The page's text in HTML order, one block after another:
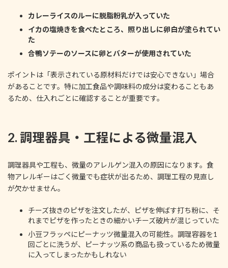
カレーライスのルーに脱脂粉乳が入っていた
イカの塩焼きを食べたところ、照り出しに卵白が塗られてい
た
合鴨ソテーのソースに卵とバターが使用されていた
ポイントは「表示されている原材料だけでは安心できない」場合
があることです。特に加工食品や調味料の成分は変わることもあ
るため、仕入れごとに確認することが重要です。
2. 調理器具・工程による微量混入
調理器具や工程も、微量のアレルゲン混入の原因になります。食
物アレルギーはごく微量でも症状が出るため、調理工程の見直し
が欠かせません。
チーズ抜きのピザを注文したが、ピザを伸ばす打ち粉に、そ
れまでピザを作ったときの細かいチーズ破片が混じっていた
小豆フラッペにピーナッツ微量混入の可能性。調理容器を1
回ごとに洗うが、ピーナッツ系の商品も扱っているため微量
に入ってしまったかもしれない